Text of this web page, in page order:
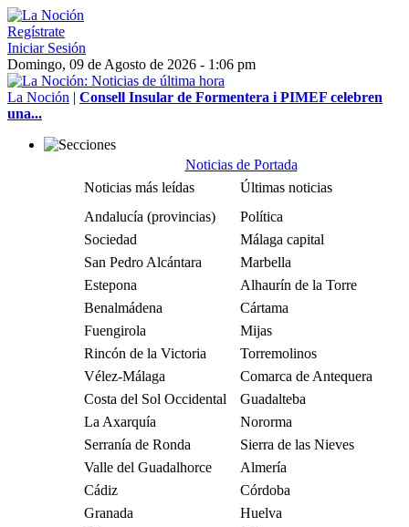
Regístrate
Iniciar Sesión
Domingo, 09 de Agosto de 2026 - 1:06 pm
La Noción | Consell Insular de Formentera i PIMEF celebren
una...
Noticias de Portada
Noticias más leídas
Últimas noticias
Andalucía (provincias)
Política
Sociedad
Málaga capital
San Pedro Alcántara
Marbella
Estepona
Alhaurín de la Torre
Benalmádena
Cártama
Fuengirola
Mijas
Rincón de la Victoria
Torremolinos
Vélez-Málaga
Comarca de Antequera
Costa del Sol Occidental
Guadalteba
La Axarquía
Nororma
Serranía de Ronda
Sierra de las Nieves
Valle del Guadalhorce
Almería
Cádiz
Córdoba
Granada
Huelva